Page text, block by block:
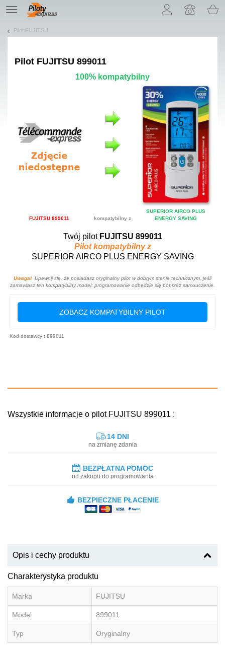
TE
navigation
Pilot FUJITSU
Pilot FUJITSU 899011
100% kompatybilny
FUJITSU 899011 kompatybilny z
SUPERIOR AIRCO PLUS
ENERGY SAVING
Twój pilot FUJITSU 899011
Pilot kompatybilny z
SUPERIOR AIRCO PLUS ENERGY SAVING
Uwaga! Upewnij się, że posiadasz oryginalny pilot w dobrym stanie technicznym, jeśli
zamawiasz ten kompatybilny model: programowanie odbędzie się poprzez samouczenie.
ZOBACZ KOMPATYBILNY PILOT
Kod dostawcy : 899011
Wszystkie informacje o pilot FUJITSU 899011 :
14 DNI
na zmianę zdania
BEZPŁATNA POMOC
od zakupu do programowania
BEZPIECZNE PŁACENIE
Opis i cechy produktu
Charakterystyka produktu
Marka FUJITSU
Model 899011
Typ Oryginalny
Pozwól, że przedstawimy nasze ciasteczka!